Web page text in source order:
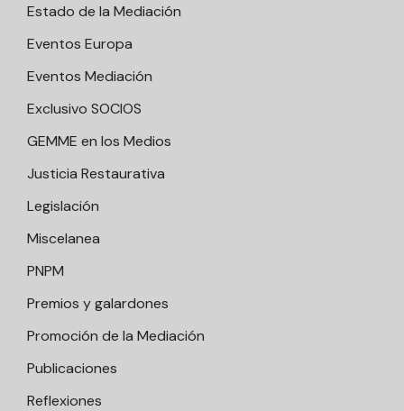
Estado de la Mediación
Eventos Europa
Eventos Mediación
Exclusivo SOCIOS
GEMME en los Medios
Justicia Restaurativa
Legislación
Miscelanea
PNPM
Premios y galardones
Promoción de la Mediación
Publicaciones
Reflexiones